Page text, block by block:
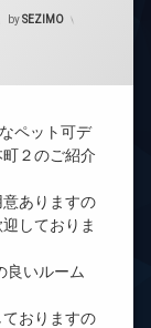
bySEZIMO
ペット可デ
２のご紹介
ありますの
しておりま
良いルーム
おりますの